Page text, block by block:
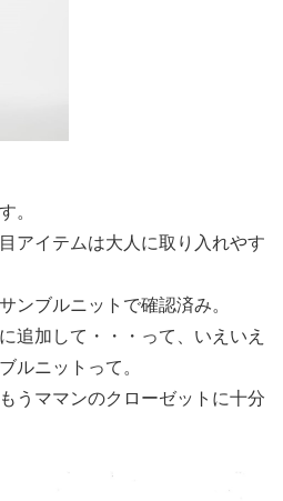
。
アイテムは大人に取り入れやす
ンブルニットで確認済み。
追加して・・・って、いえいえ
ルニットって。
うママンのクローゼットに十分